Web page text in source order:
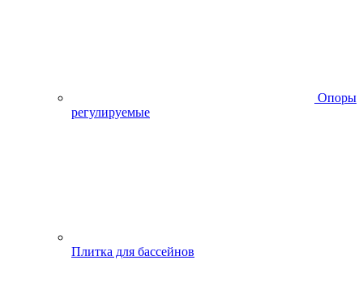
Опоры
регулируемые
Плитка для бассейнов